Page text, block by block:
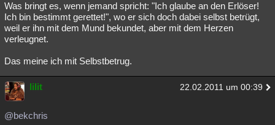
Was bringt es, wenn jemand spricht: "Ich glaube an den Erlöser!
Ich bin bestimmt gerettet!", wo er sich doch dabei selbst betrügt,
weil er ihn mit dem Mund bekundet, aber mit dem Herzen
verleugnet.
Das meine ich mit Selbstbetrug.
lilit 22.02.2011 um 00:39
@bekchris